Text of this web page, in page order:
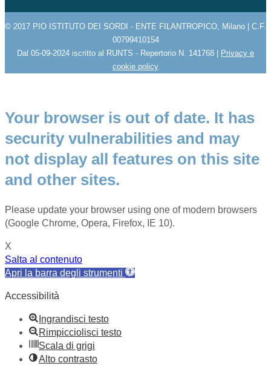
© 2017 PIO ISTITUTO DEI SORDI - ENTE FILANTROPICO, Milano | C.F.
00799410154
Dal 05-09-2024 iscritto al RUNTS - Repertorio N. 141768 | Privacy e
cookie policy
Your browser is out of date. It has
security vulnerabilities and may
not display all features on this site
and other sites.
Please update your browser using one of modern browsers
(Google Chrome, Opera, Firefox, IE 10).
X
Salta al contenuto
Apri la barra degli strumenti
Accessibilità
Ingrandisci testo
Rimpicciolisci testo
Scala di grigi
Alto contrasto